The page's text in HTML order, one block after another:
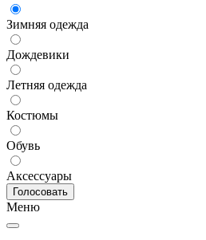
Зимняя одежда
Дождевики
Летняя одежда
Костюмы
Обувь
Аксессуары
Меню